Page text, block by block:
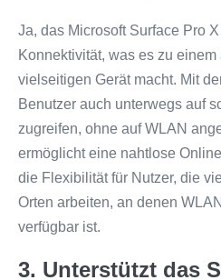
Ja, das Microsoft Surface Pro
Konnektivität, was es zu
vielseitigen Gerät macht. Mit
Benutzer auch unterwegs auf
zugreifen, ohne auf WLAN
ermöglicht eine nahtlose
die Flexibilität für Nutzer, die
Orten arbeiten, an denen
verfügbar ist.
3. Unterstützt das